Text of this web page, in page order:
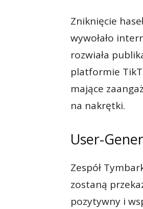
Zniknięcie
wywołało
rozwiała
platformie
mające
na nakrętki.
User-
Zespół
zostaną
pozytywny i